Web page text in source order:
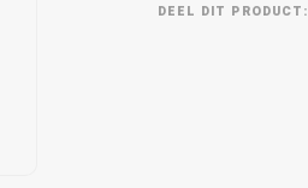
DEEL DIT PRODUCT: